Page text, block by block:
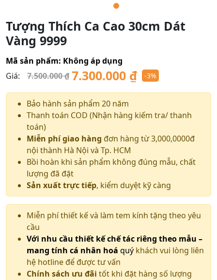
Tượng Thích Ca Cao 30cm Dát
Vàng 9999
Mã sản phẩm: Không áp dụng
Giá:
7.500.000₫
Giá
gốc
là:
7.500.000 ₫.
7.300.000 ₫
Giá
hiện
tại
là:
7.300.000 ₫.
-3%
Bảo hành sản phẩm 20 năm
Thanh toán COD (Nhận hàng kiếm tra/ thanh
toán)
Miễn phí giao hàng đơn hàng từ 3,000,0000đ
nội thành Hà Nội và Tp. HCM
Bồi hoàn khi sản phẩm không đúng mẫu, chất
lượng đã đặt
Sản xuất trực tiếp, kiểm duyệt kỹ càng
Miễn phí thiết kế và làm tem kính tặng theo yêu
cầu
Với nhu cầu thiết kế chế tác riêng theo mẫu –
mang tính cá nhân hoá quý khách vui lòng liên
hệ hotline để được tư vấn
Chính sách ưu đãi tốt khi đặt hàng số lượng